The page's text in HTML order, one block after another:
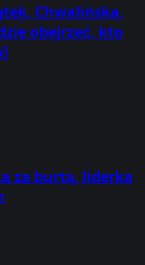
Chwalińska,
obejrzeć, kto
za burtą, liderka